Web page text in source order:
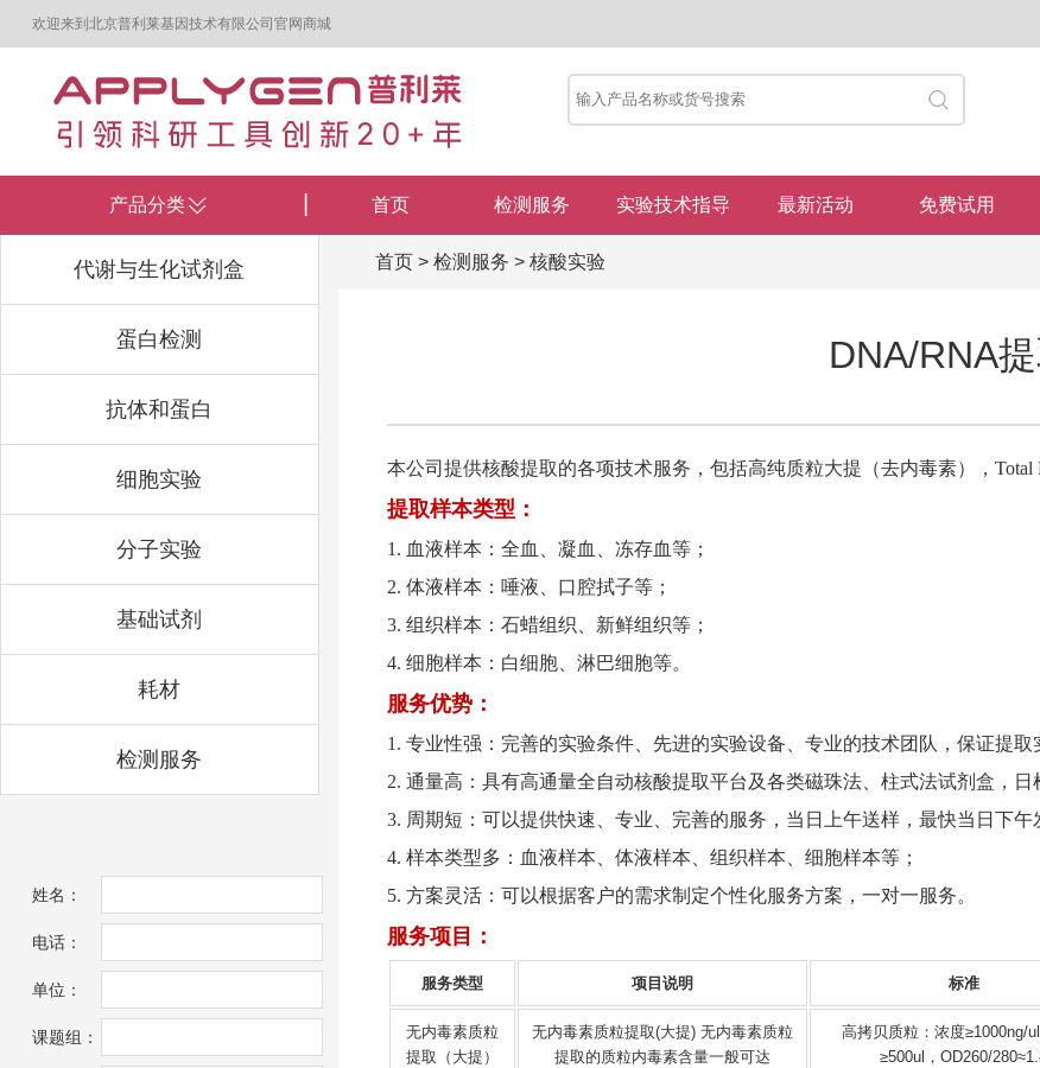
欢迎来到北京普利莱基因技术有限公司官网商城
产品分类
代谢与生化试剂盒
蛋白检测
抗体和蛋白
细胞实验
分子实验
基础试剂
耗材
检测服务
首页 检测服务 实验技术指导 最新活动 免费试用
首页> 检测服务 > 核酸实验
DNA/RNA
本公司提供核酸提取的各项技术服务，包括高纯质粒大提（去内毒素），Total
提取样本类型：
1. 血液样本：全血、凝血、冻存血等；
2. 体液样本：唾液、口腔拭子等；
3. 组织样本：石蜡组织、新鲜组织等；
4. 细胞样本：白细胞、淋巴细胞等。
服务优势：
1. 专业性强：完善的实验条件、先进的实验设备、专业的技术团队，保证提取
2. 通量高：具有高通量全自动核酸提取平台及各类磁珠法、柱式法试剂盒，日
3. 周期短：可以提供快速、专业、完善的服务，当日上午送样，最快当日下午
4. 样本类型多：血液样本、体液样本、组织样本、细胞样本等；
5. 方案灵活：可以根据客户的需求制定个性化服务方案，一对一服务。
服务项目：
服务类型 项目说明 标准
无内毒素质粒
提取（大提）
无内毒素质粒提取(大提) 无内毒素质粒
提取的质粒内毒素含量一般可达
高拷贝质粒：浓度≥1000ng/
≥500ul，OD260/
姓名：
电话：
单位：
课题组：